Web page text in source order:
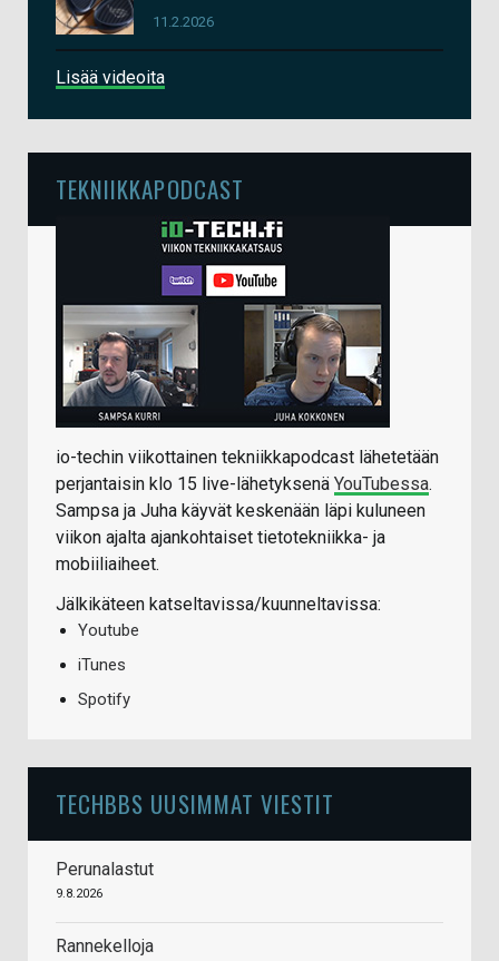
11.2.2026
Lisää videoita
TEKNIIKKAPODCAST
io-techin viikottainen tekniikkapodcast lähetetään
perjantaisin klo 15 live-lähetyksenä YouTubessa.
Sampsa ja Juha käyvät keskenään läpi kuluneen
viikon ajalta ajankohtaiset tietotekniikka- ja
mobiiliaiheet.
Jälkikäteen katseltavissa/kuunneltavissa:
Youtube
iTunes
Spotify
TECHBBS UUSIMMAT VIESTIT
Perunalastut
9.8.2026
Rannekelloja